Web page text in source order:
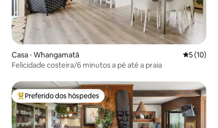
Casa ⋅ Whangamatā 5 de uma
5 (10)
Felicidade costeira/6 minutos a pé até a praia
Entre os melhores preferidos dos hóspedes
Preferido dos hóspedes